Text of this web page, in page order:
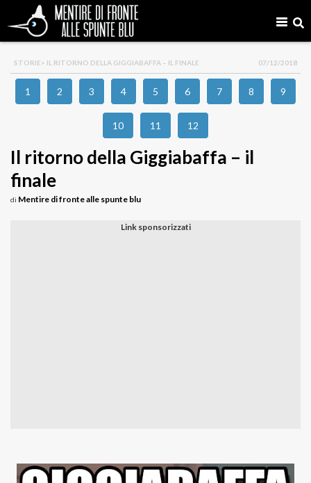
STORIE> IL RITORNO DELLA GIGGIABAFFA – IL FINALE 07/12/2018
1 2 3 4 5 6 7 8 9
10 11 12
Il ritorno della Giggiabaffa – il
finale
di Mentire di fronte alle spunte blu